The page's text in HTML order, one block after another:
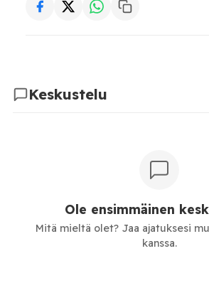
Keskustelu
Ole ensimmäinen
Mitä mieltä olet? Jaa ajatuksesi
kanssa.